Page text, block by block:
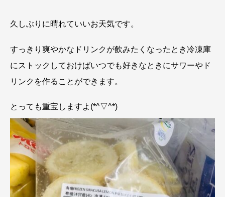
久しぶりに晴れていいお天気です。
すっきり爽やかなドリンクが飲みたくなったとき冷凍庫
にストックしておけばいつでも好きなときにサワーやド
リンクを作ることができます。
とっても重宝しますよ(*^▽^*)